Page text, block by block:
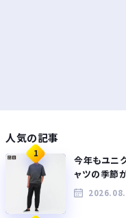
人気の記事
1
今年もユニ
ャツの季節